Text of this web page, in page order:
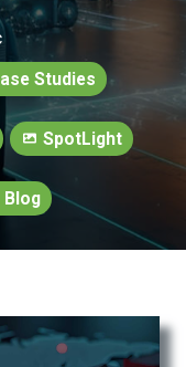
Studies
SpotLight
Blog